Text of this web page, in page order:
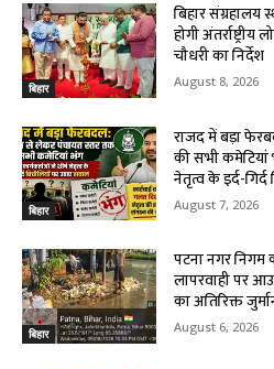
बिहार
बिहार
होगी
चौधरी का निर्देश
August 8, 2026
बिहार
राजद में बड़ा
की सभी कमेटियां
नेतृत्व के इर्द-
August 7, 2026
बिहार
पटना नगर
लापरवाही पर
का अतिरिक्त
August 6, 2026